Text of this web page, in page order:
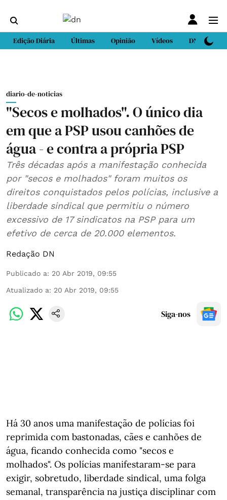
Edição Diária Últimas Opinião Vídeos DN Sport
diario-de-noticias
"Secos e molhados". O único dia
em que a PSP usou canhões de
água - e contra a própria PSP
Três décadas após a manifestação conhecida
por "secos e molhados" foram muitos os
direitos conquistados pelos polícias, inclusive a
liberdade sindical que permitiu o número
excessivo de 17 sindicatos na PSP para um
efetivo de cerca de 20.000 elementos.
Redação DN
Publicado a: 20 Abr 2019, 09:55
Atualizado a: 20 Abr 2019, 09:55
Siga-nos
Há 30 anos uma manifestação de polícias foi
reprimida com bastonadas, cães e canhões de
água, ficando conhecida como "secos e
molhados". Os polícias manifestaram-se para
exigir, sobretudo, liberdade sindical, uma folga
semanal, transparência na justiça disciplinar com